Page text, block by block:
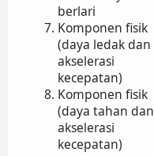
berlari
Komponen fisik
(daya ledak dan
akselerasi
kecepatan)
Komponen fisik
(daya tahan dan
akselerasi
kecepatan)